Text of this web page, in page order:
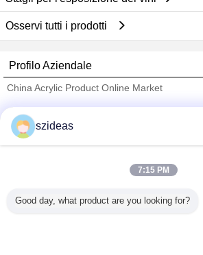
Osservi tutti i prodotti
Profilo Aziendale
China Acrylic Product Online Market
Trust Seal
Tutti i prodotti
szideas
7:15 PM
Good day, what product are you looking for?